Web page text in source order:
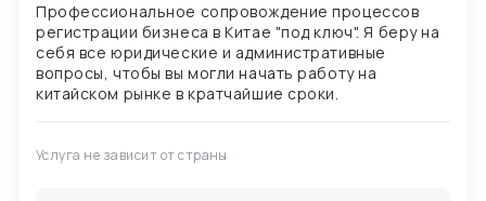
Профессиональное сопровождение процессов
регистрации бизнеса в Китае "под ключ". Я беру на
себя все юридические и административные
вопросы, чтобы вы могли начать работу на
Услуга не зависит от страны